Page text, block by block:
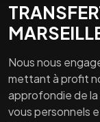
Nous nous
mettant à profit
approfondie de la
vous personnels